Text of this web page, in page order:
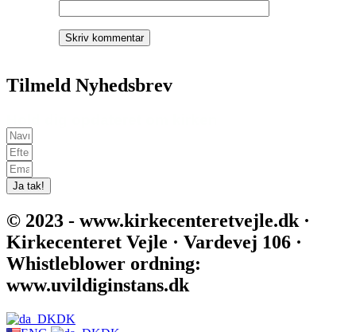
Tilmeld Nyhedsbrev
Ja tak!
© 2023 - www.kirkecenteretvejle.dk ·
Kirkecenteret Vejle · Vardevej 106 ·
Whistleblower ordning:
www.uvildiginstans.dk
DK